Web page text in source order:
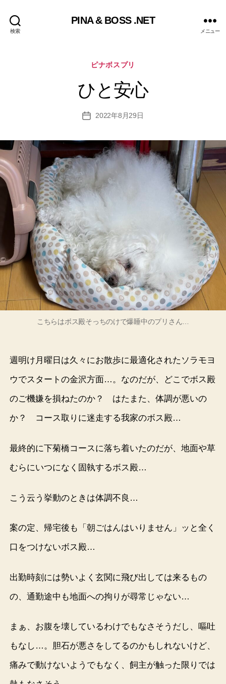
検索
PINA & BOSS .NET
メニュー
カ
ゴ
リ
ピナボスプリ
ひと安心
投
2022年8月29日
こちらはボス殿そっちのけで爆睡中のプリさん…
週明け月曜日は久々にお散歩に最適化されたソラモヨ
ウでスタートの金沢方面…。なのだが、どこでボス殿
のご機嫌を損ねたのか？ はたまた、体調が悪いの
か？ コース取りに迷走する我家のボス殿…
最終的に下菊橋コースに落ち着いたのだが、地面や草
むらにいつになく固執するボス殿…
こう云う挙動のときは体調不良…
案の定、帰宅後も「朝ごはんはいりません」ッと全く
口をつけないボス殿…
出勤時刻には勢いよく玄関に飛び出しては来るもの
の、通勤途中も地面への拘りが尋常じゃない…
まぁ、お腹を壊しているわけでもなさそうだし、嘔吐
もなし…。胆石が悪さをしてるのかもしれないけど、
痛みで動けないようでもなく、飼主が触った限りでは